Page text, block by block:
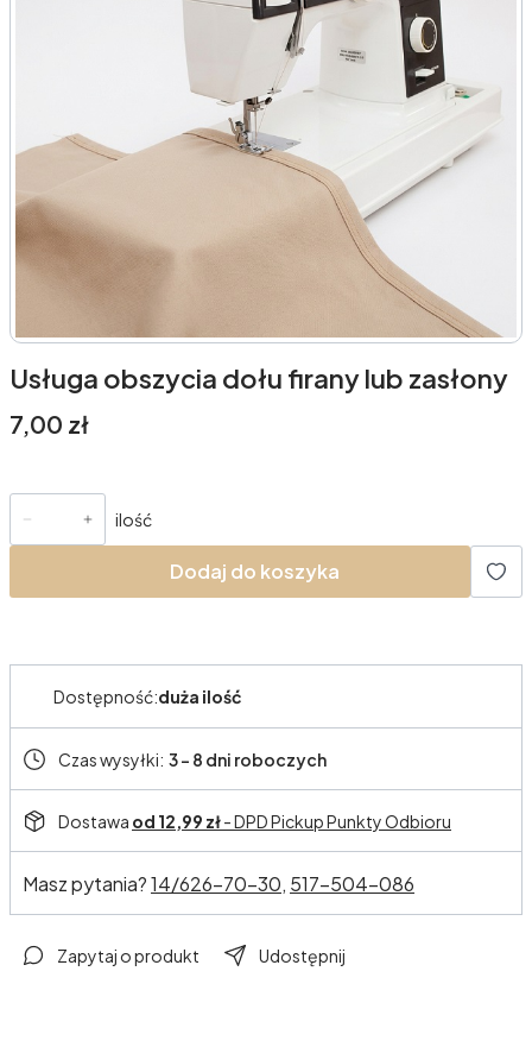
Usługa obszycia dołu firany lub zasłony
Cena
7,00 zł
ilość
Dodaj do koszyka
Dostępność:duża ilość
Czas wysyłki: 3 - 8 dni roboczych
Dostawa od 12,99 zł- DPD Pickup Punkty Odbioru
Masz pytania?14/626-70-30, 517-504-086
Zapytaj o produkt Udostępnij